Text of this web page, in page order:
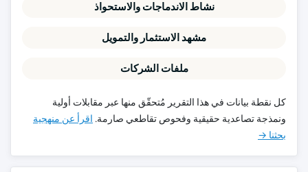
نشاط الاندماجات والاستحواذ
مشهد الاستثمار والتمويل
ملفات الشركات
كل نقطة بيانات في هذا التقرير مُتحقّق منها عبر مقابلات أولية
ونمذجة تصاعدية حقيقية وفحوص تقاطعي صارمة. اقرأ عن منهجية
بحثنا →